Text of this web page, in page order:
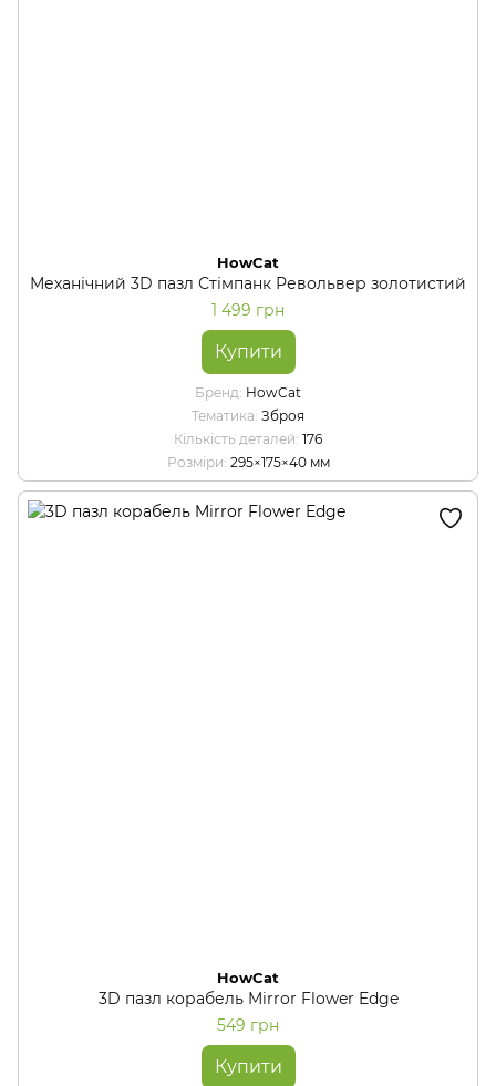
HowCat
Механічний 3D пазл Стімпанк Револьвер золотистий
1 499 грн
Купити
Бренд HowCat
Тематика Зброя
Кількість деталей 176
Розміри 295×175×40 мм
HowCat
3D пазл корабель Mirror Flower Edge
549 грн
Купити